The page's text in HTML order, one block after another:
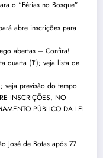
o “Férias no Bosque”
abre inscrições para
abertas – Confira!
quarta (1º); veja lista de
veja previsão do tempo
INSCRIÇÕES, NO
PÚBLICO DA LEI
José de Botas após 77